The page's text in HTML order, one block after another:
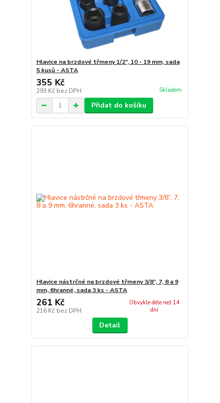
Hlavice na brzdové třmeny 1/2", 10 - 19 mm, sada
5 kusů - ASTA
355 Kč
293 Kč bez DPH Skladem
Přidat do košíku
Hlavice nástrčné na brzdové třmeny 3/8”, 7, 8 a 9
mm, 6hranné, sada 3 ks - ASTA
261 Kč
216 Kč bez DPH
Obvykle déle než 14
dní
Detail